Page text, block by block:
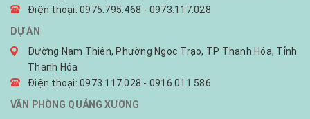
Điện thoại: 0975.795.468 - 0973.117.028
DỰ ÁN
Đường Nam Thiên, Phường Ngọc Trạo, TP Thanh Hóa, Tỉnh
Thanh Hóa
Điện thoại: 0973.117.028 - 0916.011.586
VĂN PHÒNG QUẢNG XƯƠNG